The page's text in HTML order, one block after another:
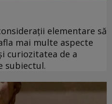
elementare să
mai multe aspecte
curiozitatea de a
subiectul.